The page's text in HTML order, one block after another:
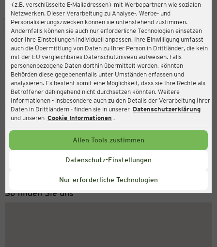
(z.B. verschlüsselte E-Mailadressen) mit Werbepartnern wie sozialen
Netzwerken. Dieser Verarbeitung zu Analyse-, Werbe- und
Personalisierungszwecken können sie untenstehend zustimmen.
Andernfalls können sie auch nur erforderliche Technologien einsetzen
oder Ihre Einstellungen individuell anpassen. Ihre Einwilligung umfasst
auch die Übermittlung von Daten zu Ihrer Person in Drittländer, die kein
mit der EU vergleichbares Datenschutzniveau aufweisen. Falls
personenbezogene Daten dorthin übermittelt werden, könnten
Behörden diese gegebenenfalls unter Umständen erfassen und
analysieren. Es besteht somit eine Möglichkeit, dass sie Ihre Rechte als
Betroffener dahingehend nicht durchsetzen könnten. Weitere
Informationen - insbesondere auch zu den Details der Verarbeitung Ihrer
Daten in Drittländern - finden sie in unserer Datenschutzerklärung
und unseren Cookie Informationen .
Allen Tools zustimmen
Datenschutz-Einstellungen
Nur erforderliche Technologien
3,9
Bewertung:
STANDORT SERVICES SORTIMENT AKTIONEN
Ernsting's family
Johann-Gottfried-Boltze-Straße 1, 06198 Salzatal
Aktuell:
Geschlossen
Service Hotline
+49 (0) 2546 / 98 999 98
So finden Sie uns